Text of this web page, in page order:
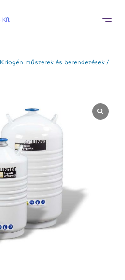
Kriogén műszerek és berendezések /